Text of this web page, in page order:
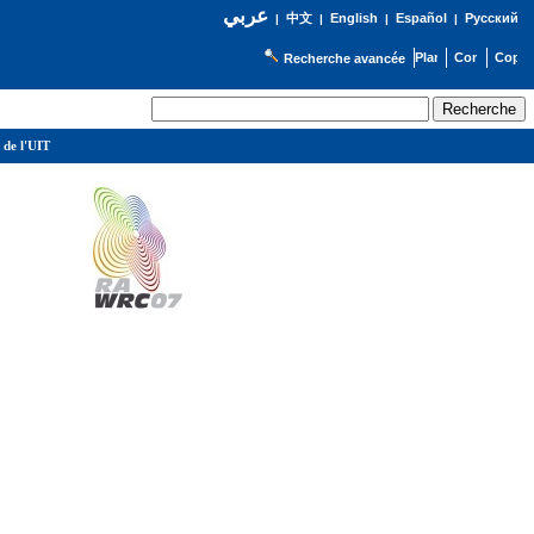
عربي| 中文| English | Español | Русский
Recherche avancée
de l'UIT